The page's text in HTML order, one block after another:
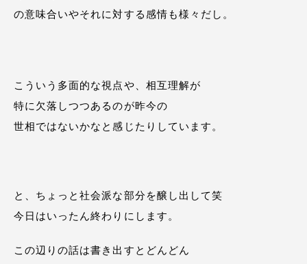
の意味合いやそれに対する感情も様々だし。
こういう多面的な視点や、相互理解が
特に欠落しつつあるのが昨今の
世相ではないかなと感じたりしています。
と、ちょっと社会派な部分を醸し出して笑
今日はいったん終わりにします。
この辺りの話は書き出すとどんどん